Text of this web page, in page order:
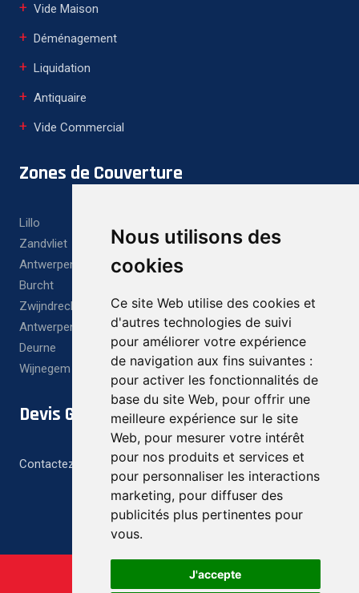
Nous utilisons des
cookies
Ce site Web utilise des cookies et
d'autres technologies de suivi
pour améliorer votre expérience
de navigation aux fins suivantes :
pour activer les fonctionnalités de
base du site Web, pour offrir une
meilleure expérience sur le site
Web, pour mesurer votre intérêt
pour nos produits et services et
pour personnaliser les interactions
marketing, pour diffuser des
publicités plus pertinentes pour
vous.
J'accepte
Vide Maison
Déménagement
Liquidation
Antiquaire
Vide Commercial
Zones de Couverture
Lillo
Zandvliet
Antwerpen
Burcht
Zwijndrecht
Antwerpen X
Deurne
Wijnegem
Devis Gratuit
Contactez-nous pour un devis gratuit et personnalisé